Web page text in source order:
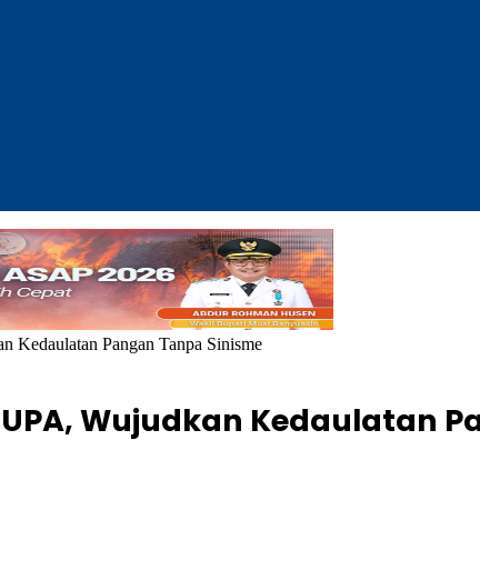
Kedaulatan Pangan Tanpa Sinisme
Wujudkan Kedaulatan